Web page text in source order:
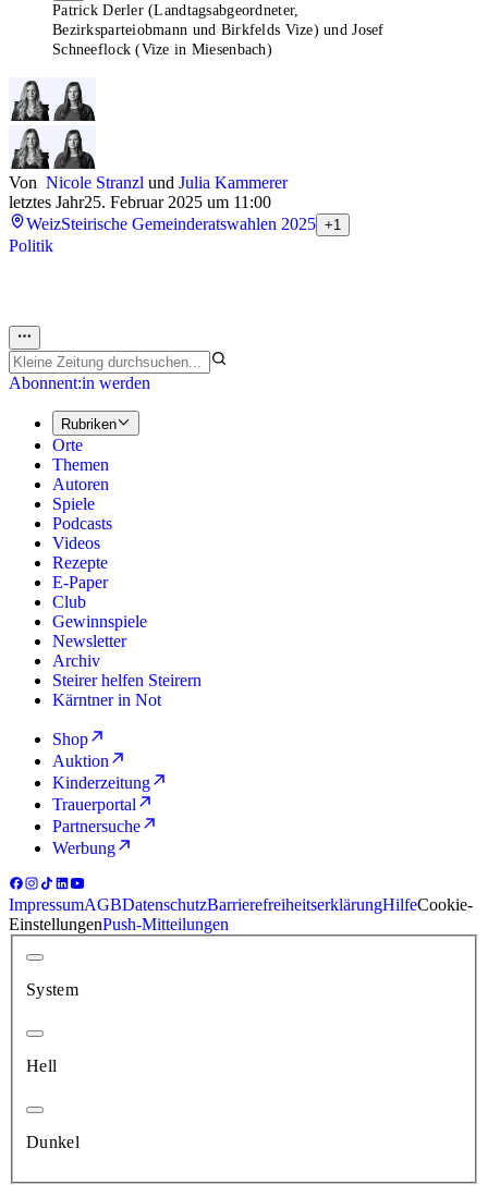
Patrick Derler (Landtagsabgeordneter,
Bezirksparteiobmann und Birkfelds Vize) und Josef
Schneeflock (Vize in Miesenbach)
Von Nicole Stranzl und Julia Kammerer
letztes Jahr25. Februar 2025 um 11:00
WeizSteirische Gemeinderatswahlen 2025 +1
Politik
Abonnent:in werden
Rubriken
Orte
Themen
Autoren
Spiele
Podcasts
Videos
Rezepte
E-Paper
Club
Gewinnspiele
Newsletter
Archiv
Steirer helfen Steirern
Kärntner in Not
Shop
Auktion
Kinderzeitung
Trauerportal
Partnersuche
Werbung
ImpressumAGBDatenschutzBarrierefreiheitserklärungHilfeCookie-
EinstellungenPush-Mitteilungen
System
Hell
Dunkel